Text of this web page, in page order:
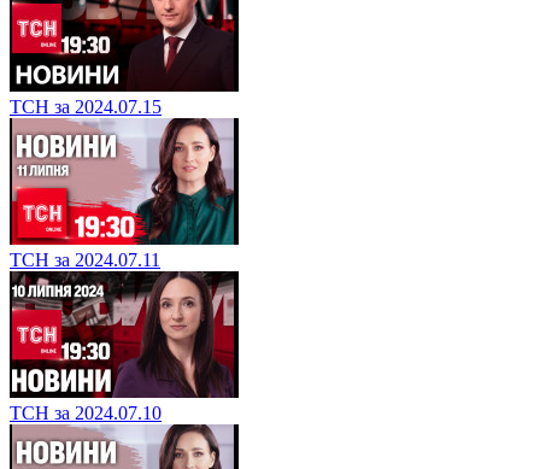
ТСН за 2024.07.15
ТСН за 2024.07.11
ТСН за 2024.07.10